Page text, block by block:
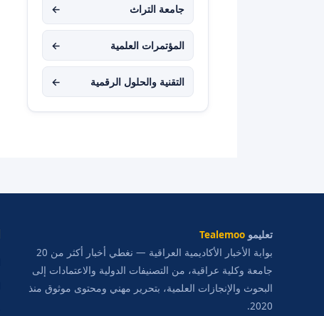
جامعة التراث ←
المؤتمرات العلمية ←
التقنية والحلول الرقمية ←
تعليمو Tealemoo
بوابة الأخبار الأكاديمية العراقية — نغطي أخبار أكثر من 20
جامعة وكلية عراقية، من التصنيفات الدولية والاعتمادات إلى
البحوث والإنجازات العلمية، بتحرير مهني ومحتوى موثوق منذ
2020.